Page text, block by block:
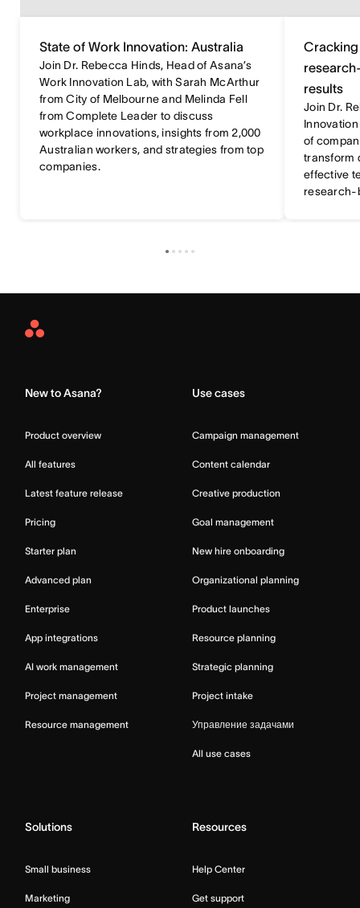
State of Work Innovation: Australia
Join Dr. Rebecca Hinds, Head of Asana’s
Work Innovation Lab, with Sarah McArthur
from City of Melbourne and Melinda Fell
from Complete Leader to discuss
workplace innovations, insights from 2,000
Australian workers, and strategies from top
companies.
results
Join Dr.
of
transform
effective
research-
Asana
New to Asana?
Product overview
All features
Latest feature release
Pricing
Starter plan
Advanced plan
Enterprise
App integrations
AI work management
Project management
Resource management
Use cases
Campaign management
Content calendar
Creative production
Goal management
New hire onboarding
Organizational planning
Product launches
Resource planning
Strategic planning
Project intake
Управление задачами
All use cases
Solutions
Small business
Marketing
Resources
Help Center
Get support